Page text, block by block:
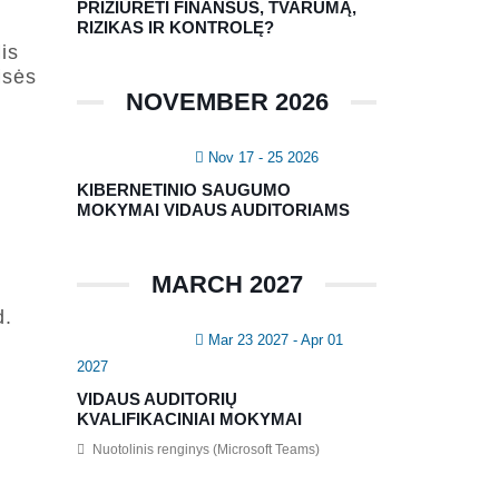
PRIŽIŪRĖTI FINANSUS, TVARUMĄ,
RIZIKAS IR KONTROLĘ?
NOVEMBER 2026
Nov 17 - 25 2026
KIBERNETINIO SAUGUMO
MOKYMAI VIDAUS AUDITORIAMS
MARCH 2027
Mar 23 2027 - Apr 01
2027
VIDAUS AUDITORIŲ
KVALIFIKACINIAI MOKYMAI
Nuotolinis renginys (Microsoft Teams)